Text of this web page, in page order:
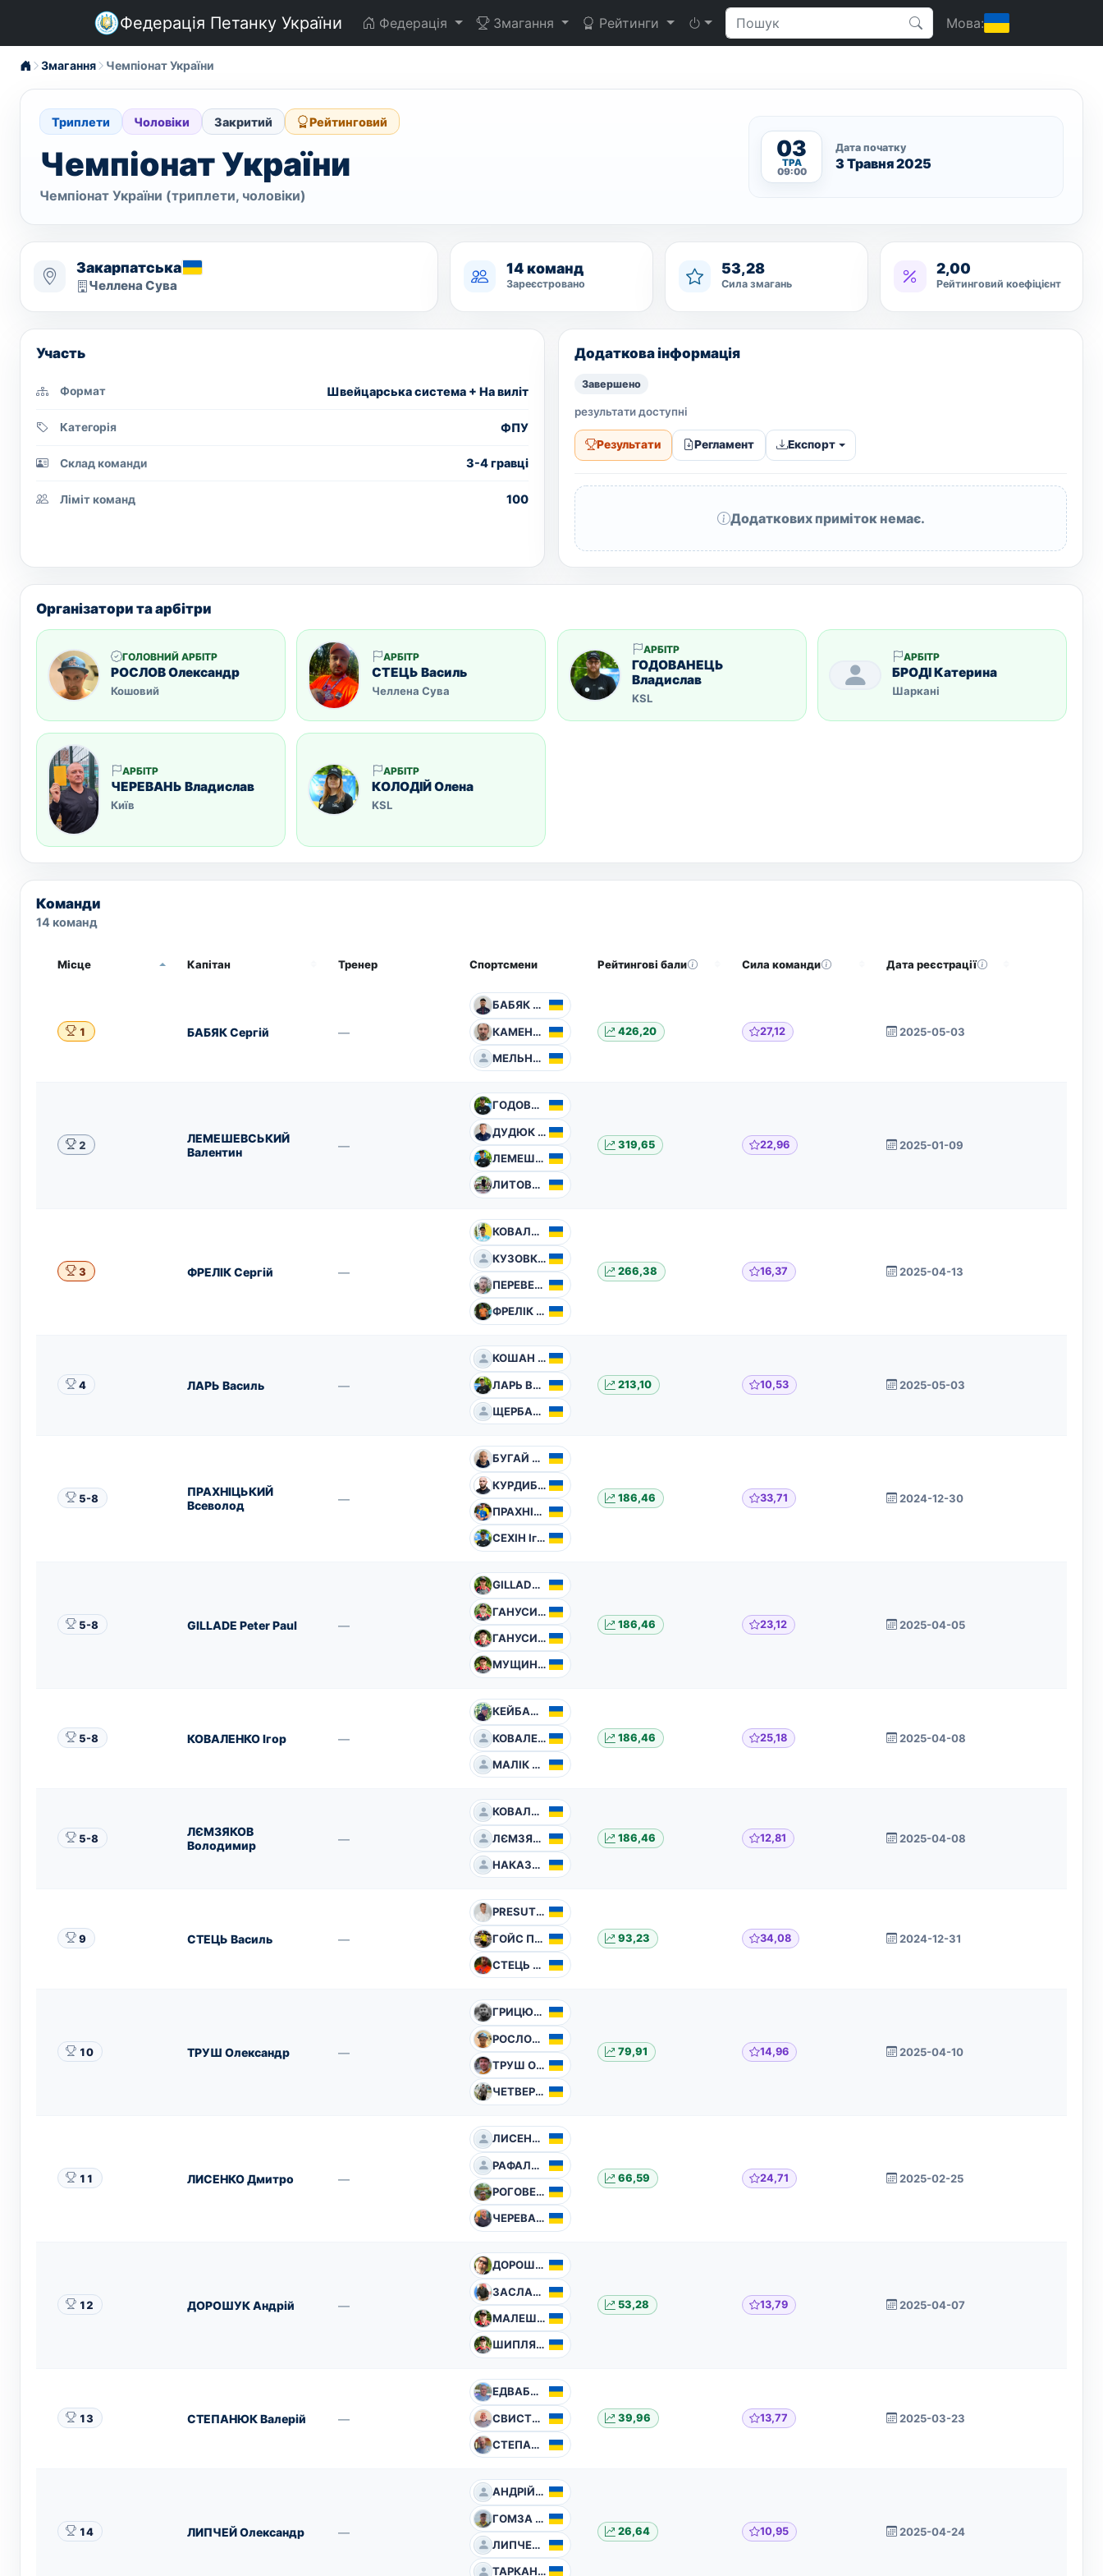
Федерація Петанку України Федерація Змагання Рейтинги Мова:
Змагання Чемпіонат України
Триплети Чоловіки Закритий Рейтинговий
Чемпіонат України
Чемпіонат України (триплети, чоловіки)
03
ТРА
09:00
Дата початку
3 Травня 2025
Закарпатська
Челлена Сува
14 команд
Зареєстровано
53,28
Сила змагань
2,00
Рейтинговий коефіцієнт
Участь
Формат Швейцарська система + На виліт
Категорія ФПУ
Склад команди 3-4 гравці
Ліміт команд 100
Додаткова інформація
Завершено
результати доступні
Результати Регламент Експорт
Додаткових приміток немає.
Організатори та арбітри
ГОЛОВНИЙ АРБІТР
РОСЛОВ Олександр
Кошовий
АРБІТР
СТЕЦЬ Василь
Челлена Сува
АРБІТР
ГОДОВАНЕЦЬ
Владислав
KSL
АРБІТР
БРОДІ Катерина
Шаркані
АРБІТР
ЧЕРЕВАНЬ Владислав
Київ
АРБІТР
КОЛОДІЙ Олена
KSL
Команди
14 команд
Місце Капітан Тренер Спортсмени Рейтингові бали Сила команди Дата реєстрації
1 БАБЯК Сергій —
БАБЯК Сергій
КАМЕНЄВ Андрій
МЕЛЬНИК Олег
426,20 27,12 2025-05-03
2
ЛЕМЕШЕВСЬКИЙ
Валентин
—
ГОДОВАНЕЦЬ Владислав
ДУДЮК Микола
ЛЕМЕШЕВСЬКИЙ Валентин
ЛИТОВЧЕНКО Артем
319,65 22,96 2025-01-09
3 ФРЕЛІК Сергій —
КОВАЛЬЧУК Валерій
КУЗОВКІН Микола
ПЕРЕВЕРТЕНЬ Юрій
ФРЕЛІК Сергій
266,38 16,37 2025-04-13
4 ЛАРЬ Василь —
КОШАН В'ячеслав
ЛАРЬ Василь
ЩЕРБАН Роман
213,10 10,53 2025-05-03
5-8
ПРАХНІЦЬКИЙ
Всеволод
—
БУГАЙ Дмитро
КУРДИБАХА Сергій
ПРАХНІЦЬКИЙ Всеволод
СЕХІН Ігор
186,46 33,71 2024-12-30
5-8 GILLADE Peter Paul —
GILLADE Peter Paul
ГАНУСИЧ Андрій
ГАНУСИЧ Іван
МУЩИНКА Анатолій
186,46 23,12 2025-04-05
5-8 КОВАЛЕНКО Ігор —
КЕЙБАЛО Володимир
КОВАЛЕНКО Ігор
МАЛІК Павло
186,46 25,18 2025-04-08
5-8
ЛЄМЗЯКОВ
Володимир
—
КОВАЛЬЧУК Степан
ЛЄМЗЯКОВ Володимир
НАКАЗНЕНКО Олександр
186,46 12,81 2025-04-08
9 СТЕЦЬ Василь —
PRESUTTI Mario
ГОЙС Петро
СТЕЦЬ Василь
93,23 34,08 2024-12-31
10 ТРУШ Олександр —
ГРИЦЮК Тарас
РОСЛОВ Олександр
ТРУШ Олександр
ЧЕТВЕРИКОВ Юрій
79,91 14,96 2025-04-10
11 ЛИСЕНКО Дмитро —
ЛИСЕНКО Дмитро
РАФАЛЬСЬКИЙ Євген
РОГОВЕНКО Володимир
ЧЕРЕВАНЬ Владислав
66,59 24,71 2025-02-25
12 ДОРОШУК Андрій —
ДОРОШУК Андрій
ЗАСЛАВСЬКИЙ Ігор
МАЛЕШ Володимир
ШИПЛЯК Юрій
53,28 13,79 2025-04-07
13 СТЕПАНЮК Валерій —
ЕДВАБНІК Євген
СВИСТУНОВ Сергій
СТЕПАНЮК Валерій
39,96 13,77 2025-03-23
14 ЛИПЧЕЙ Олександр —
АНДРІЙЦЬО Роман
ГОМЗА Віктор
ЛИПЧЕЙ Олександр
ТАРКАНІЙ Михайло
26,64 10,95 2025-04-24